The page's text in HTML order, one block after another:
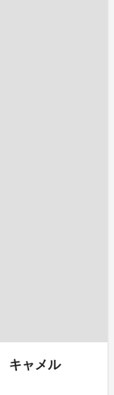
キャメル